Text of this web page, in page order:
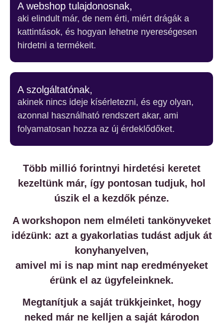
A webshop tulajdonosnak,
aki elindult már, de nem érti, miért drágák a
kattintások, és hogyan lehetne nyereségesen
hirdetni a termékeit.
A szolgáltatónak,
akinek nincs ideje kísérletezni, és egy olyan,
azonnal használható rendszert akar, ami
folyamatosan hozza az új érdeklődőket.
Több millió forintnyi hirdetési keretet
kezeltünk már, így pontosan tudjuk, hol
úszik el a kezdők pénze.
A workshopon nem elméleti tankönyveket
idézünk: azt a gyakorlatias tudást adjuk át
konyhanyelven,
amivel mi is nap mint nap eredményeket
érünk el az ügyfeleinknek.
Megtanítjuk a saját trükkjeinket, hogy
neked már ne kelljen a saját károdon